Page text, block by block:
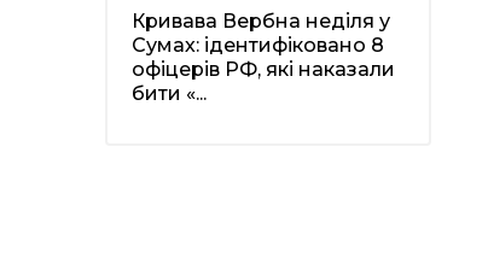
Кривава Вербна неділя у
Сумах: ідентифіковано 8
офіцерів РФ, які наказали
бити «...